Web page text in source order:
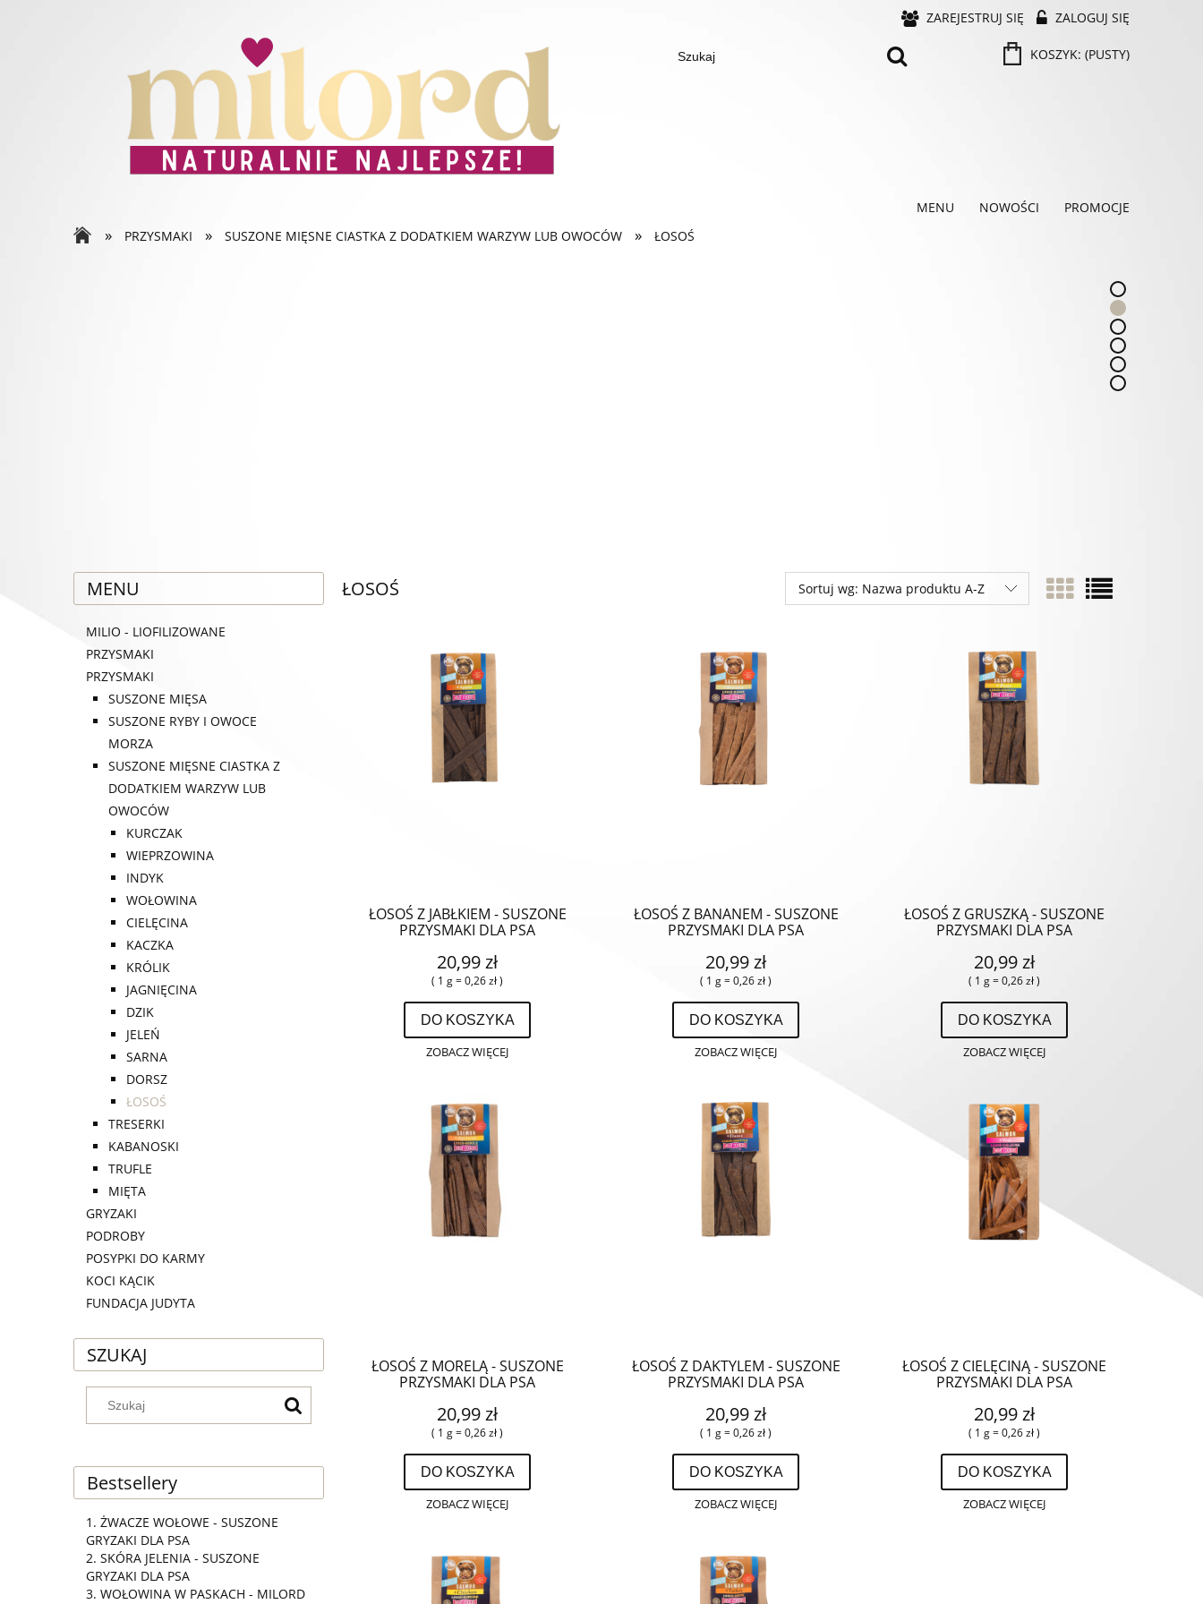
ZAREJESTRUJ SIĘ ZALOGUJ SIĘ
KOSZYK: (PUSTY)
MENU NOWOŚCI PROMOCJE
» PRZYSMAKI » SUSZONE MIĘSNE CIASTKA Z DODATKIEM WARZYW LUB OWOCÓW » ŁOSOŚ
MENU
MILIO - LIOFILIZOWANE
PRZYSMAKI
PRZYSMAKI
SUSZONE MIĘSA
SUSZONE RYBY I OWOCE
MORZA
SUSZONE MIĘSNE CIASTKA Z
DODATKIEM WARZYW LUB
OWOCÓW
KURCZAK
WIEPRZOWINA
INDYK
WOŁOWINA
CIELĘCINA
KACZKA
KRÓLIK
JAGNIĘCINA
DZIK
JELEŃ
SARNA
DORSZ
ŁOSOŚ
TRESERKI
KABANOSKI
TRUFLE
MIĘTA
GRYZAKI
PODROBY
POSYPKI DO KARMY
KOCI KĄCIK
FUNDACJA JUDYTA
SZUKAJ
Bestsellery
ŻWACZE WOŁOWE - SUSZONE
GRYZAKI DLA PSA
SKÓRA JELENIA - SUSZONE
GRYZAKI DLA PSA
WOŁOWINA W PASKACH - MILORD
ŁOSOŚ Sortuj wg: Nazwa produktu A-Z
ŁOSOŚ Z JABŁKIEM - SUSZONE
PRZYSMAKI DLA PSA
20,99 zł
( 1 g = 0,26 zł )
DO KOSZYKA
ZOBACZ WIĘCEJ
ŁOSOŚ Z BANANEM - SUSZONE
PRZYSMAKI DLA PSA
20,99 zł
( 1 g = 0,26 zł )
DO KOSZYKA
ZOBACZ WIĘCEJ
ŁOSOŚ Z GRUSZKĄ - SUSZONE
PRZYSMAKI DLA PSA
20,99 zł
( 1 g = 0,26 zł )
DO KOSZYKA
ZOBACZ WIĘCEJ
ŁOSOŚ Z MORELĄ - SUSZONE
PRZYSMAKI DLA PSA
20,99 zł
( 1 g = 0,26 zł )
DO KOSZYKA
ZOBACZ WIĘCEJ
ŁOSOŚ Z DAKTYLEM - SUSZONE
PRZYSMAKI DLA PSA
20,99 zł
( 1 g = 0,26 zł )
DO KOSZYKA
ZOBACZ WIĘCEJ
ŁOSOŚ Z CIELĘCINĄ - SUSZONE
PRZYSMAKI DLA PSA
20,99 zł
( 1 g = 0,26 zł )
DO KOSZYKA
ZOBACZ WIĘCEJ